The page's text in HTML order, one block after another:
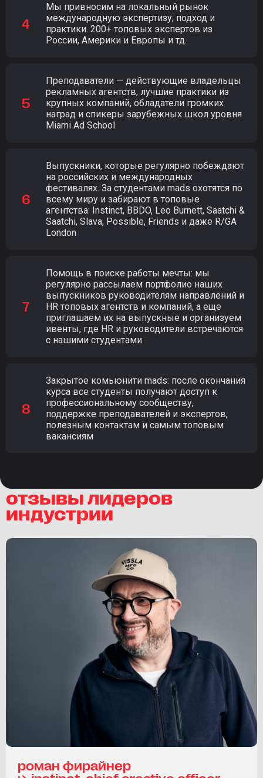
Мы привносим на локальный рынок
международную экспертизу, подход и
практики. 200+ топовых экспертов из
России, Америки и Европы и тд.
Преподаватели — действующие владельцы
рекламных агентств, лучшие практики из
крупных компаний, обладатели громких
наград и спикеры зарубежных школ уровня
Miami Ad School
Выпускники, которые регулярно побеждают
на российских и международных
фестивалях. За студентами mads охотятся по
всему миру и забирают в топовые
агентства: Instinct, BBDO, Leo Burnett, Saatchi &
Saatchi, Slava, Possible, Friends и даже R/GA
London
Помощь в поиске работы мечты: мы
регулярно рассылаем портфолио наших
выпускников руководителям направлений и
HR топовых агентств и компаний, а еще
приглашаем их на выпускные и организуем
ивенты, где HR и руководители встречаются
с нашими студентами
Закрытое комьюнити mads: после окончания
курса все студенты получают доступ к
профессиональному сообществу,
поддержке преподавателей и экспертов,
полезным контактам и самым топовым
вакансиям
отзывы лидеров
индустрии
роман фирайнер